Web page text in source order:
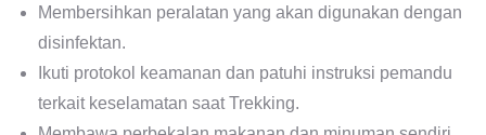
Membersihkan peralatan yang akan digunakan dengan
disinfektan.
Ikuti protokol keamanan dan patuhi instruksi pemandu
terkait keselamatan saat Trekking.